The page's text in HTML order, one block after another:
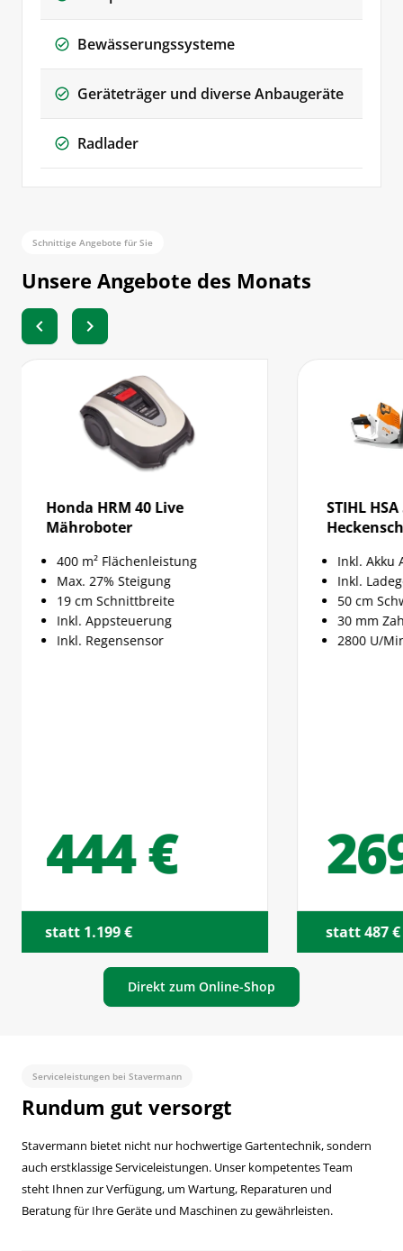
Bewässerungssysteme
Geräteträger und diverse Anbaugeräte
Radlader
Schnittige Angebote für Sie
Unsere Angebote des Monats
chevron_left chevron_right
STIHL HSA 50 Akku-
Heckenschere
Inkl. Akku AK 10
Inkl. Ladegerät AL 101
50 cm Schwertlänge
30 mm Zahnabstand
2800 U/Min Hubzahl
269 €
statt 487 €
STIHL
1,2 kg
10 cm
inkl.
Nur
Optimale
statt 169
Direkt zum Online-Shop
Serviceleistungen bei Stavermann
Rundum gut versorgt
Stavermann bietet nicht nur hochwertige Gartentechnik, sondern
auch erstklassige Serviceleistungen. Unser kompetentes Team
steht Ihnen zur Verfügung, um Wartung, Reparaturen und
Beratung für Ihre Geräte und Maschinen zu gewährleisten.